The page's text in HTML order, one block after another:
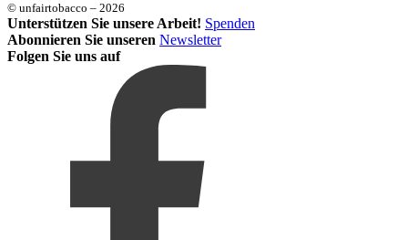
© unfairtobacco – 2026
Unterstützen Sie unsere Arbeit! Spenden
Abonnieren Sie unseren Newsletter
Folgen Sie uns auf